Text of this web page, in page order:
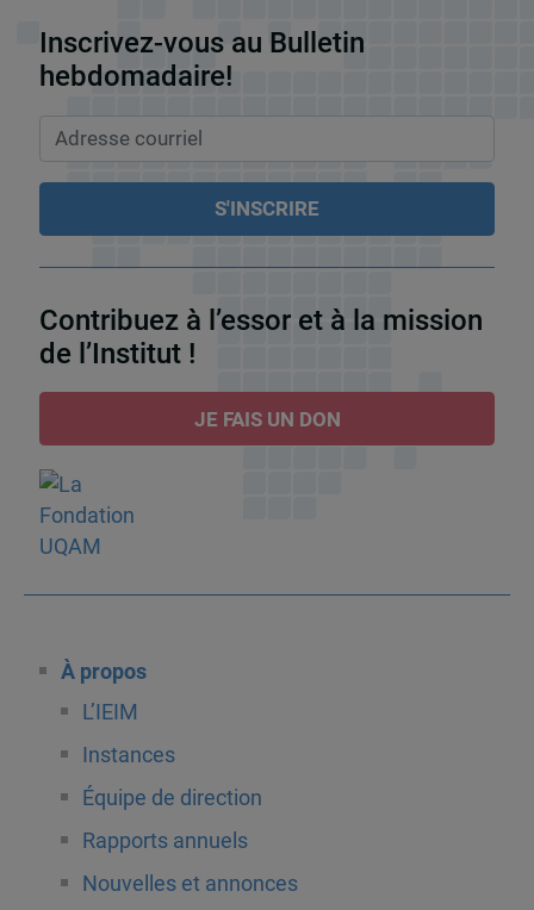
Inscrivez-vous au Bulletin
hebdomadaire!
Contribuez à l’essor et à la mission
de l’Institut !
JE FAIS UN DON
À propos
L’IEIM
Instances
Équipe de direction
Rapports annuels
Nouvelles et annonces